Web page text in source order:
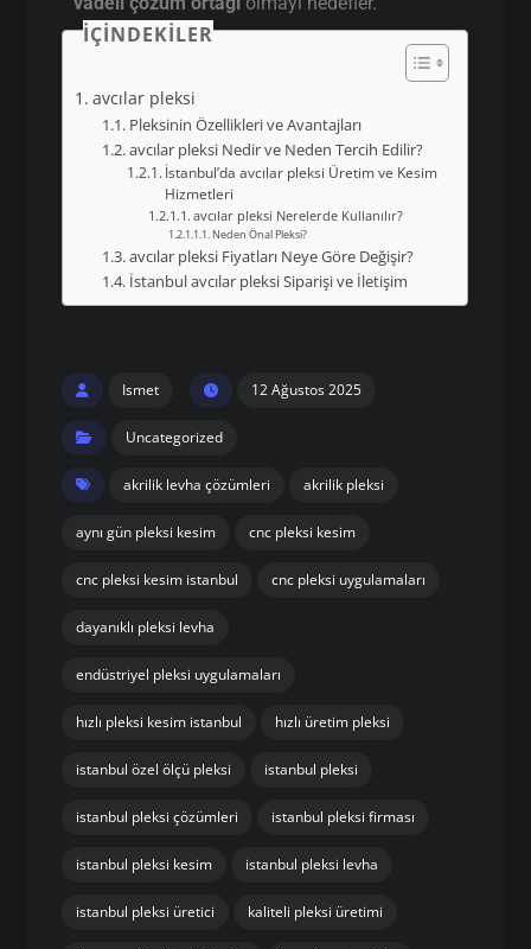
Siparişi ve İletişim
İstanbul’da güvenilir avcılar pleksi üretimi için
pleksi.web.tr üzerinden bizimle iletişime
geçebilirsiniz.
Önal Pleksi, kısa vadeli satış değil,uzun
vadeli çözüm ortağıolmayı hedefler.
avcılar pleksi
avcılar pleksi Nedir ve Neden Tercih Edilir?
Hizmetleri
Neden Önal Pleksi?
avcılar pleksi Fiyatları Neye Göre Değişir?
İstanbul avcılar pleksi Siparişi ve İletişim
Ismet 12 Ağustos 2025
Uncategorized
akrilik levha çözümleri akrilik pleksi
aynı gün pleksi kesim cnc pleksi kesim
cnc pleksi kesim istanbul cnc pleksi uygulamaları
dayanıklı pleksi levha